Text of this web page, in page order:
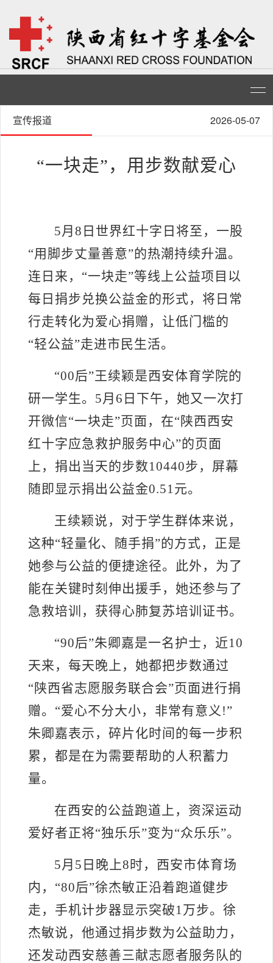
宣传报道 2026-05-07
“一块走”，用步数献爱心
5月8日世界红十字日将至，一股
“用脚步丈量善意”的热潮持续升温。
连日来，“一块走”等线上公益项目以
每日捐步兑换公益金的形式，将日常
行走转化为爱心捐赠，让低门槛的
“轻公益”走进市民生活。
“00后”王续颖是西安体育学院的
研一学生。5月6日下午，她又一次打
开微信“一块走”页面，在“陕西西安
红十字应急救护服务中心”的页面
上，捐出当天的步数10440步，屏幕
随即显示捐出公益金0.51元。
王续颖说，对于学生群体来说，
这种“轻量化、随手捐”的方式，正是
她参与公益的便捷途径。此外，为了
能在关键时刻伸出援手，她还参与了
急救培训，获得心肺复苏培训证书。
“90后”朱卿嘉是一名护士，近10
天来，每天晚上，她都把步数通过
“陕西省志愿服务联合会”页面进行捐
赠。“爱心不分大小，非常有意义!”
朱卿嘉表示，碎片化时间的每一步积
累，都是在为需要帮助的人积蓄力
量。
在西安的公益跑道上，资深运动
爱好者正将“独乐乐”变为“众乐乐”。
5月5日晚上8时，西安市体育场
内，“80后”徐杰敏正沿着跑道健步
走，手机计步器显示突破1万步。徐
杰敏说，他通过捐步数为公益助力，
还发动西安慈善三献志愿者服务队的